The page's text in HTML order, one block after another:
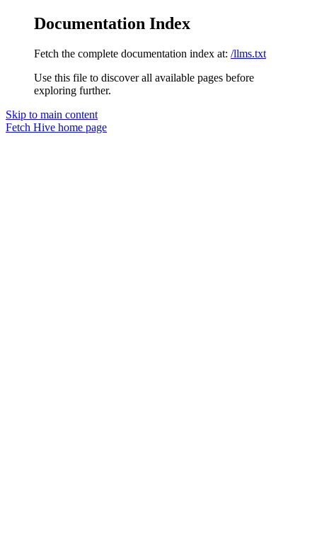
Documentation Index
Fetch the complete documentation index at: /llms.txt
Use this file to discover all available pages before
exploring further.
Skip to main content
Fetch Hive home page